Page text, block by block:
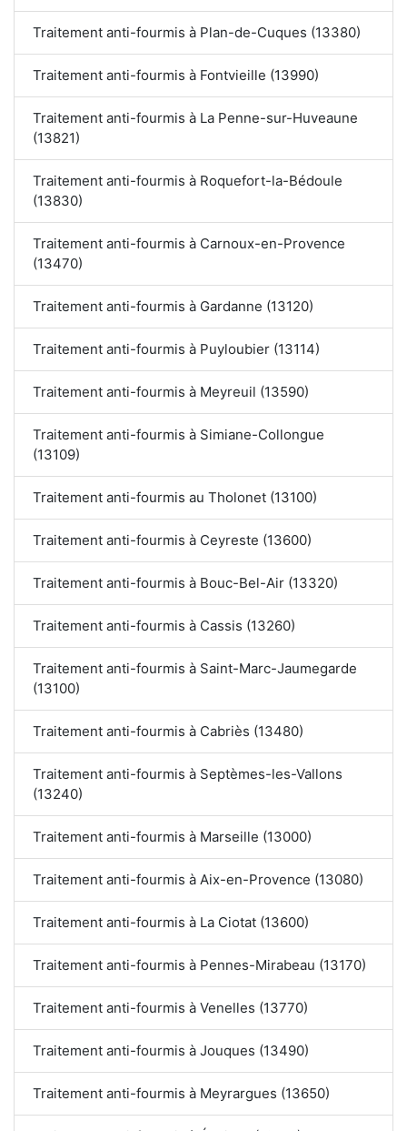
Traitement anti-fourmis à Plan-de-Cuques (13380)
Traitement anti-fourmis à Fontvieille (13990)
Traitement anti-fourmis à La Penne-sur-Huveaune
(13821)
Traitement anti-fourmis à Roquefort-la-Bédoule
(13830)
Traitement anti-fourmis à Carnoux-en-Provence
(13470)
Traitement anti-fourmis à Gardanne (13120)
Traitement anti-fourmis à Puyloubier (13114)
Traitement anti-fourmis à Meyreuil (13590)
Traitement anti-fourmis à Simiane-Collongue
(13109)
Traitement anti-fourmis au Tholonet (13100)
Traitement anti-fourmis à Ceyreste (13600)
Traitement anti-fourmis à Bouc-Bel-Air (13320)
Traitement anti-fourmis à Cassis (13260)
Traitement anti-fourmis à Saint-Marc-Jaumegarde
(13100)
Traitement anti-fourmis à Cabriès (13480)
Traitement anti-fourmis à Septèmes-les-Vallons
(13240)
Traitement anti-fourmis à Marseille (13000)
Traitement anti-fourmis à Aix-en-Provence (13080)
Traitement anti-fourmis à La Ciotat (13600)
Traitement anti-fourmis à Pennes-Mirabeau (13170)
Traitement anti-fourmis à Venelles (13770)
Traitement anti-fourmis à Jouques (13490)
Traitement anti-fourmis à Meyrargues (13650)